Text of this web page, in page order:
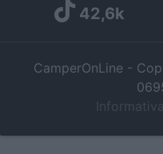
42,6k
CamperOnLine -